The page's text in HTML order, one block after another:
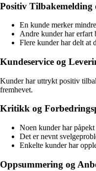
Positiv
En kunde merker
Andre kunder har erfart
Flere kunder har delt at
Kundeservice og
Kunder har uttrykt positiv
fremhevet.
Kritikk og
Noen kunder har
Det er nevnt
Enkelte kunder har
Oppsummering og